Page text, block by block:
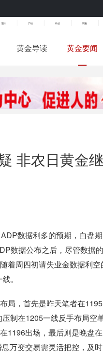
理财 产经 科技 调查
黄金导读 黄金要闻
非农日黄金
数据利多的预期，白盘
数据公布之后，尽管数据
着周四初请失业金数据利
。
，首先是昨天笔者在
制在1205一线反手布局空
1196出场，最后则是晚盘
万变交易需灵活把控，及